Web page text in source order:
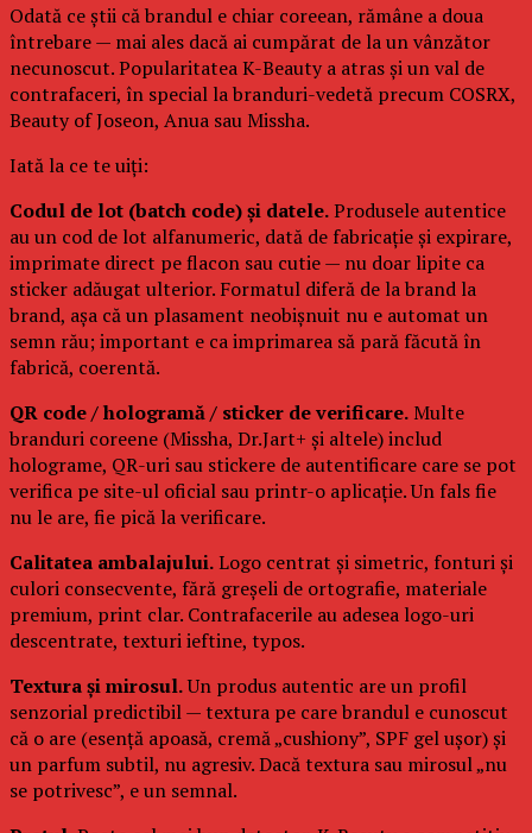
Odată ce știi că brandul e chiar coreean, rămâne a doua
întrebare — mai ales dacă ai cumpărat de la un vânzător
necunoscut. Popularitatea K-Beauty a atras și un val de
contrafaceri, în special la branduri-vedetă precum COSRX,
Beauty of Joseon, Anua sau Missha.
Iată la ce te uiți:
Codul de lot (batch code) și datele.Produsele autentice
au un cod de lot alfanumeric, dată de fabricație și expirare,
imprimate direct pe flacon sau cutie — nu doar lipite ca
sticker adăugat ulterior. Formatul diferă de la brand la
brand, așa că un plasament neobișnuit nu e automat un
semn rău; important e ca imprimarea să pară făcută în
fabrică, coerentă.
QR code / hologramă / sticker de verificare.Multe
branduri coreene (Missha, Dr.Jart+ și altele) includ
holograme, QR-uri sau stickere de autentificare care se pot
verifica pe site-ul oficial sau printr-o aplicație. Un fals fie
nu le are, fie pică la verificare.
Calitatea ambalajului.Logo centrat și simetric, fonturi și
culori consecvente, fără greșeli de ortografie, materiale
premium, print clar. Contrafacerile au adesea logo-uri
descentrate, texturi ieftine, typos.
Textura și mirosul.Un produs autentic are un profil
senzorial predictibil — textura pe care brandul e cunoscut
că o are (esență apoasă, cremă „cushiony”, SPF gel ușor) și
un parfum subtil, nu agresiv. Dacă textura sau mirosul „nu
se potrivesc”, e un semnal.